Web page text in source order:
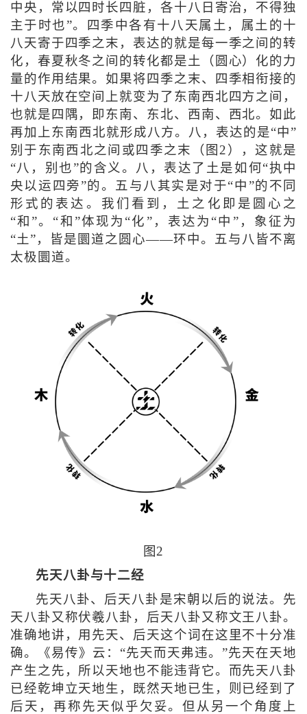
中央，常以四时长四脏，各十八日寄治，不得独
主于时也”。四季中各有十八天属土，属土的十
八天寄于四季之末，表达的就是每一季之间的转
化，春夏秋冬之间的转化都是土（圆心）化的力
量的作用结果。如果将四季之末、四季相衔接的
十八天放在空间上就变为了东南西北四方之间，
也就是四隅，即东南、东北、西南、西北。如此
再加上东南西北就形成八方。八，表达的是“中”
别于东南西北之间或四季之末（图2），这就是
“八，别也”的含义。八，表达了土是如何“执中
央以运四旁”的。五与八其实是对于“中”的不同
形式的表达。我们看到，土之化即是圆心之
“和”。“和”体现为“化”，表达为“中”，象征为
“土”，皆是圜道之圆心——环中。五与八皆不离
太极圜道。
图2
先天八卦与十二经
先天八卦、后天八卦是宋朝以后的说法。先
天八卦又称伏羲八卦，后天八卦又称文王八卦。
准确地讲，用先天、后天这个词在这里不十分准
确。《易传》云：“先天而天弗违。”先天在天地
产生之先，所以天地也不能违背它。而先天八卦
已经乾坤立天地生，既然天地已生，则已经到了
后天，再称先天似乎欠妥。但从另一个角度上